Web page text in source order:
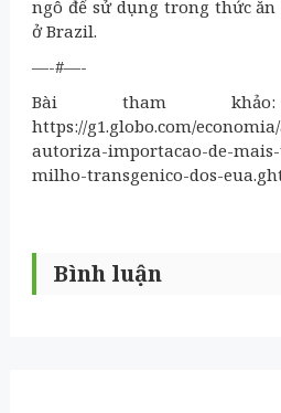
ngô để sử dụng trong thức
ở Brazil.
—-#—-
Bài tham
https://g1.globo.com/
autoriza-importacao-de-
milho-transgenico-dos-
Bình luận